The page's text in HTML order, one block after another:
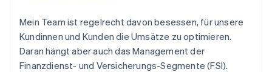
Mein Team ist regelrecht davon besessen, für unsere
Kundinnen und Kunden die Umsätze zu optimieren.
Daran hängt aber auch das Management der
Finanzdienst- und Versicherungs-Segmente (FSI).